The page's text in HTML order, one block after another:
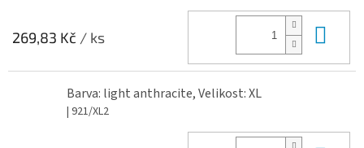
269,83 Kč / ks
Barva: light anthracite, Velikost: XL
| 921/XL2